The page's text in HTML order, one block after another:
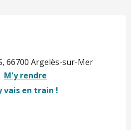
66700 Argelès-sur-Mer
M'y rendre
vais en train !